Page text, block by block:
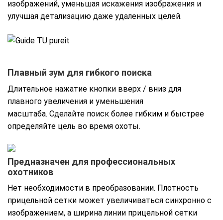
изображений, уменьшая искажения изображения и
улучшая детализацию даже удаленных целей.
Плавный зум для гибкого поиска
Длительное нажатие кнопки вверх / вниз для
плавного увеличения и уменьшения
масштаба. Сделайте поиск более гибким и быстрее
определяйте цель во время охоты.
Предназначен для профессиональных
охотников
Нет необходимости в преобразовании. Плотность
прицельной сетки может увеличиваться синхронно с
изображением, а ширина линии прицельной сетки